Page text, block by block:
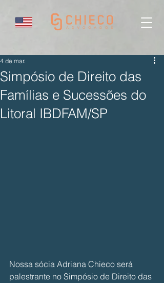
Simpósio de Direito das
Famílias e Sucessões do
Litoral IBDFAM/SP
4 de mar.
Nossa sócia Adriana Chieco será
palestrante no Simpósio de Direito das